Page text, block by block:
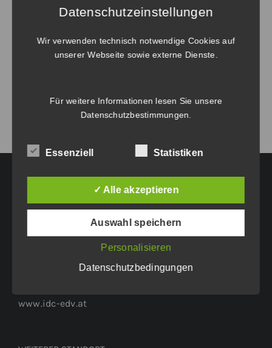
No tags to display. Try to select another
taxonomy.
Tel.: +43 5412 63200
www.idc-edv.at
Datenschutzeinstellungen
Wir verwenden technisch notwendige Cookies auf
unserer Webseite sowie externe Dienste.
Für weitere Informationen lesen Sie unsere
Datenschutzbestimmungen
Essenziell Statistiken
✓ Alle akzeptieren
Auswahl speichern
Personalisieren
Datenschutzbedingungen